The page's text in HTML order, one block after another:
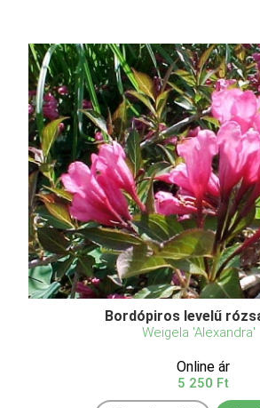
Bordópiros levelű
Weigela 'Alexandra'
Online ár
5 250 Ft